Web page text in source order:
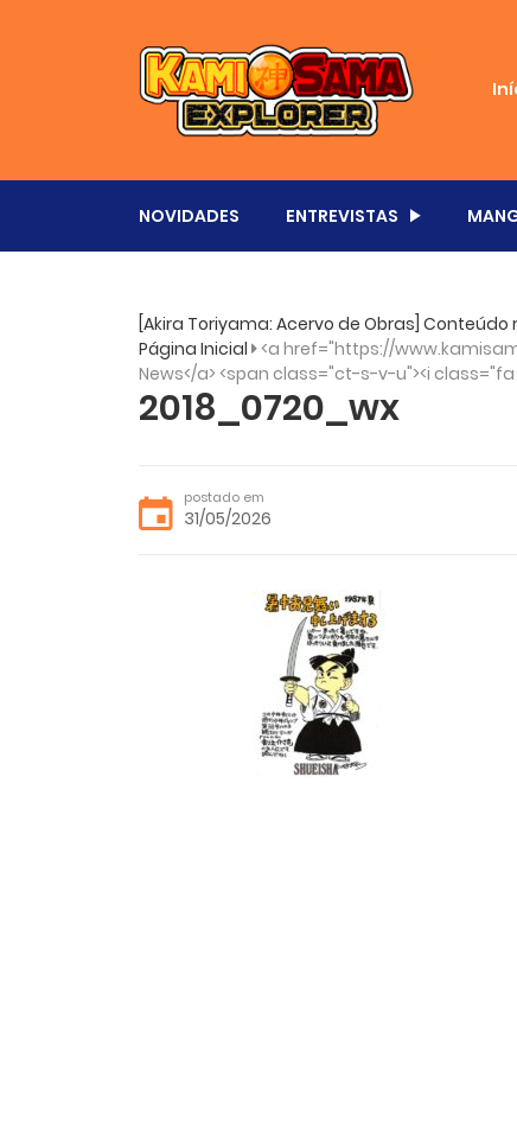
NOVIDADES ENTREVISTAS
[Akira Toriyama: Acervo de Obras]
Página Inicial <a href="https://
News</a> <span class="ct-s-v-u"><i
2018_0720_wx
postado em
31/05/2026